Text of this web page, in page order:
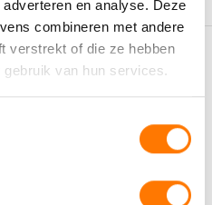
en analyse. Deze
combineren met andere
verstrekt of die ze hebben
van hun services.
biedt bescherming tegen
omgevingen.
2/502-S met Eurol SYNGIS
zorgt voor een goede
levensduur van de
juiste procedures voor het
specifieke toepassing te